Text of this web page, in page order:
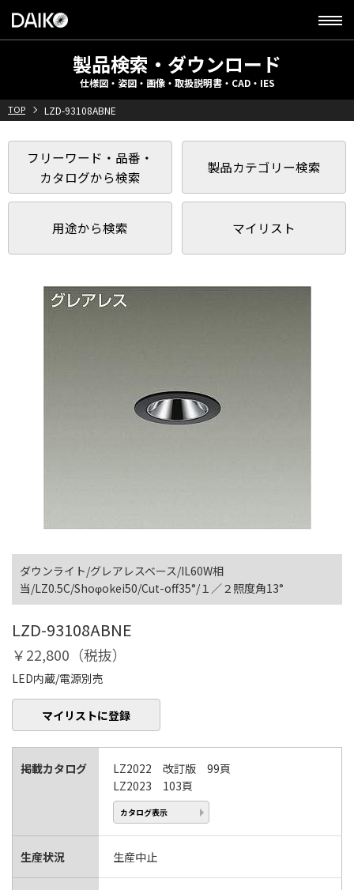
製品検索・ダウンロード
仕様図・姿図・画像・取扱説明書・CAD・IES
TOP LZD-93108ABNE
フリーワード・品番・
カタログから検索
製品カテゴリー検索
用途から検索 マイリスト
ダウンライト/グレアレスベース/IL60W相
当/LZ0.5C/Shoφokei50/Cut-off35°/１／２照度角13°
LZD-93108ABNE
￥22,800（税抜）
LED内蔵/電源別売
マイリストに登録
掲載カタログ
LZ2022 改訂版 99頁
LZ2023 103頁
カタログ表示
生産状況 生産中止